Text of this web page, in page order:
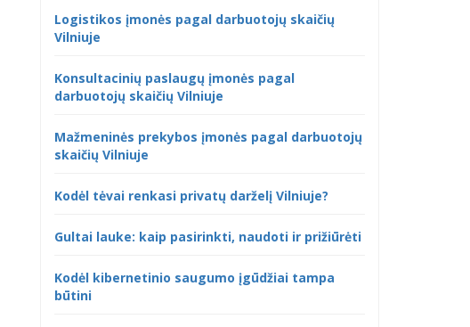
Logistikos įmonės pagal darbuotojų skaičių
Vilniuje
Konsultacinių paslaugų įmonės pagal
darbuotojų skaičių Vilniuje
Mažmeninės prekybos įmonės pagal darbuotojų
skaičių Vilniuje
Kodėl tėvai renkasi privatų darželį Vilniuje?
Gultai lauke: kaip pasirinkti, naudoti ir prižiūrėti
Kodėl kibernetinio saugumo įgūdžiai tampa
būtini